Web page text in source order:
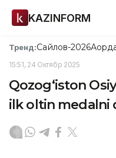
KAZINFORM
Тренд:Сайлов-2026
15:51, 24 Октябр 2025
Qozog‘iston
ilk oltin medalni